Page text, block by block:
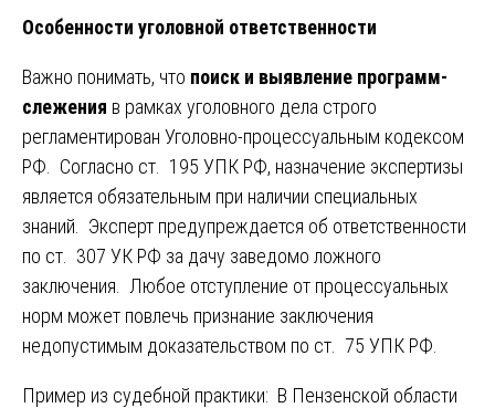
Особенности уголовной ответственности
Важно понимать, что поиск и выявление программ-
слежения в рамках уголовного дела строго
регламентирован Уголовно-процессуальным кодексом
РФ. Согласно ст. 195 УПК РФ, назначение экспертизы
является обязательным при наличии специальных
знаний. Эксперт предупреждается об ответственности
по ст. 307 УК РФ за дачу заведомо ложного
заключения. Любое отступление от процессуальных
норм может повлечь признание заключения
недопустимым доказательством по ст. 75 УПК РФ.
Пример из судебной практики: В Пензенской области